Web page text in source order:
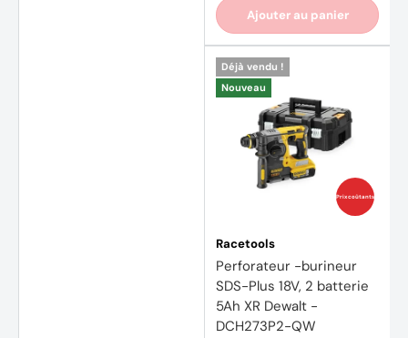
Ajouter au panier
Prix coûtants
Déjà vendu !
Nouveau
Racetools
Perforateur -burineur
SDS-Plus 18V, 2 batterie
5Ah XR Dewalt -
DCH273P2-QW